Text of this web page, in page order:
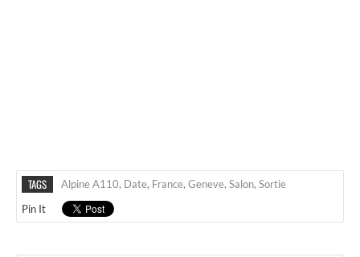
TAGS Alpine A110, Date, France, Geneve, Salon, Sortie
Pin It